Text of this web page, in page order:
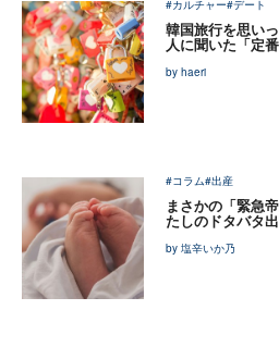
#カルチャー#デート
韓国旅行を思い
人に聞いた「定
by haeri
#コラム#出産
まさかの「緊急
たしのドタバタ
by 塩辛いか乃